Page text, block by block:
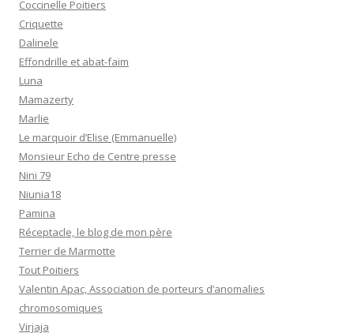
Coccinelle Poitiers
Criquette
Dalinele
Effondrille et abat-faim
Luna
Mamazerty
Marlie
Le marquoir d’Elise (Emmanuelle)
Monsieur Echo de Centre presse
Nini 79
Niunia18
Pamina
Réceptacle, le blog de mon père
Terrier de Marmotte
Tout Poitiers
Valentin Apac, Association de porteurs d’anomalies
chromosomiques
Virjaja